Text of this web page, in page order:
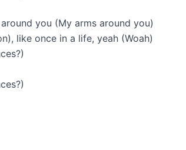
you (My arms around you)
like once in a life, yeah (Woah)